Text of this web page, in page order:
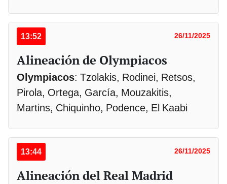
13:52 26/11/2025
Alineación de Olympiacos
Olympiacos: Tzolakis, Rodinei, Retsos,
Pirola, Ortega, García, Mouzakitis,
Martins, Chiquinho, Podence, El Kaabi
13:44 26/11/2025
Alineación del Real Madrid